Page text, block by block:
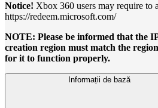
Notice! Xbox 360 users may require to
https://redeem.microsoft.com/
NOTE: Please be informed that the
creation region must match the
for it to function properly.
Informații de bază